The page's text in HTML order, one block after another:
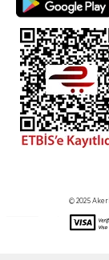
© 2025